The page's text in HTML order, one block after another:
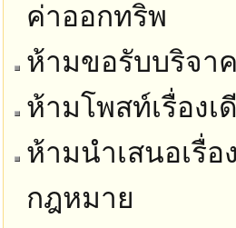
ค่าออกทริพ
ห้ามขอรับบริจา
ห้ามโพสท์เรื่อง
ห้ามนำเสนอเรื่
กฎหมาย